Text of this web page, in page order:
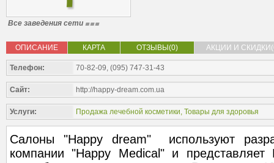
Все заведения сети
ОПИСАНИЕ КАРТА ОТЗЫВЫ(0) АКЦИИ И
Телефон: 70-82-09, (095) 747-31-43
Сайт: http://happy-dream.com.ua
Услуги: Продажа лечебной косметики, Товары для здоровья
Салоны "Happy dream" используют
компании "Happy Medical" и